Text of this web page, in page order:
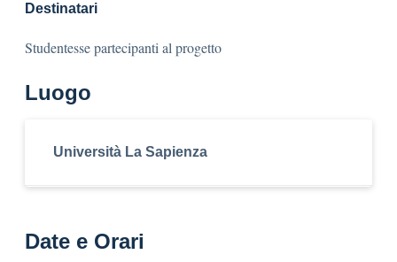
Destinatari
Studentesse partecipanti al progetto
Luogo
Università La Sapienza
Date e Orari